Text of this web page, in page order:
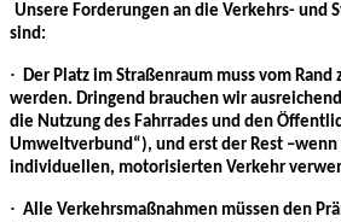
Unsere Forderungen an die Verkehrs- und
sind:
· Der Platz im Straßenraum muss vom
werden. Dringend brauchen wir
die Nutzung des Fahrrades und den
Umweltverbund“), und erst der Rest
individuellen, motorisierten Verkehr
· Alle Verkehrsmaßnahmen müssen den